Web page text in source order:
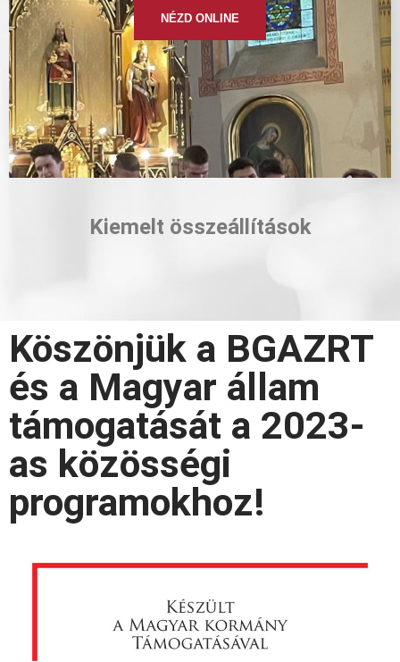
NÉZD ONLINE
Kiemelt összeállítások
Köszönjük a BGAZRT
és a Magyar állam
támogatását a 2023-
as közösségi
programokhoz!